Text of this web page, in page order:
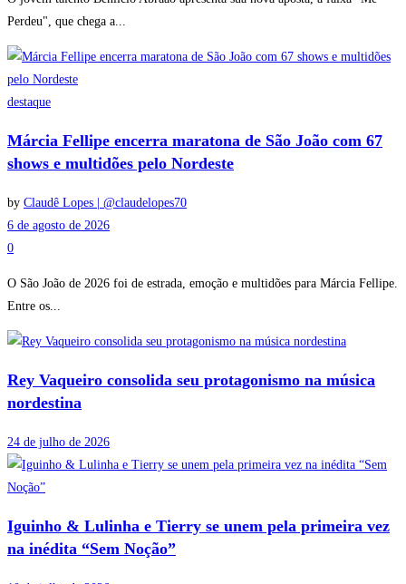
Perdeu", que chega a...
destaque
Márcia Fellipe encerra maratona de São João com 67
shows e multidões pelo Nordeste
by Claudê Lopes | @claudelopes70
6 de agosto de 2026
0
O São João de 2026 foi de estrada, emoção e multidões para Márcia Fellipe.
Entre os...
Rey Vaqueiro consolida seu protagonismo na música
nordestina
24 de julho de 2026
Iguinho & Lulinha e Tierry se unem pela primeira vez
na inédita “Sem Noção”